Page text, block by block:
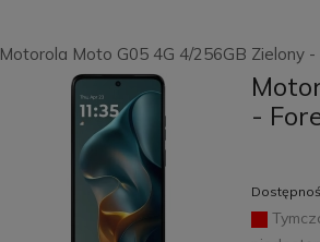
Motorola Moto G05 4G 4/256GB Zielony
-